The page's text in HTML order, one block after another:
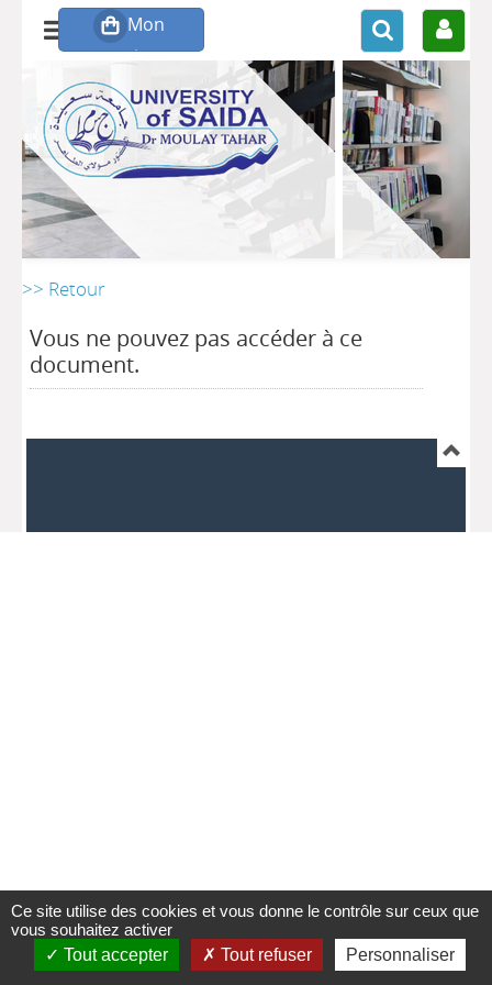
>> Retour
Vous ne pouvez pas accéder à ce
document.
Ce site utilise des cookies et vous donne le contrôle sur ceux que
vous souhaitez activer
Tout accepter
Tout refuser Personnaliser